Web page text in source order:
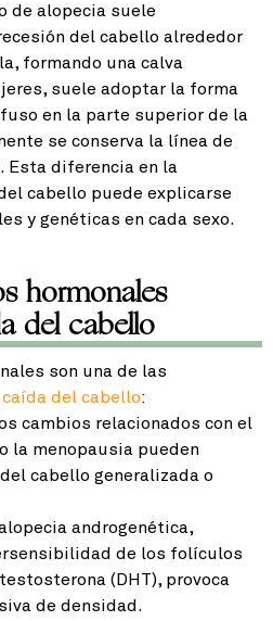
de alopecia suele
del cabello alrededor
formando una calva
suele adoptar la forma
en la parte superior de la
se conserva la línea de
Esta diferencia en la
cabello puede explicarse
y genéticas en cada sexo.
hormonales
del cabello
son una de las
caída del cabello:
cambios relacionados con el
la menopausia pueden
cabello generalizada o
androgenética,
de los folículos
(DHT), provoca
de densidad.